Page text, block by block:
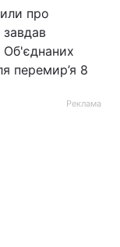
про
завдав
Об'єднаних
перемир’я 8
Реклама